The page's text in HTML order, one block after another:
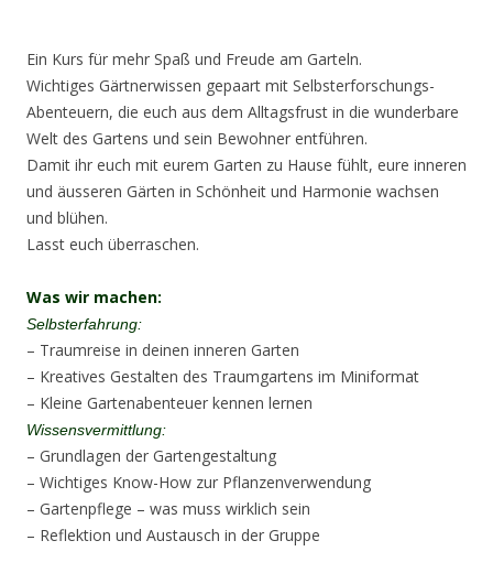
Ein Kurs für mehr Spaß und Freude am Garteln.
Wichtiges Gärtnerwissen gepaart mit Selbsterforschungs-
Abenteuern, die euch aus dem Alltagsfrust in die wunderbare
Welt des Gartens und sein Bewohner entführen.
Damit ihr euch mit eurem Garten zu Hause fühlt, eure inneren
und äusseren Gärten in Schönheit und Harmonie wachsen
und blühen.
Lasst euch überraschen.
Was wir machen:
Selbsterfahrung:
– Traumreise in deinen inneren Garten
– Kreatives Gestalten des Traumgartens im Miniformat
– Kleine Gartenabenteuer kennen lernen
Wissensvermittlung:
– Grundlagen der Gartengestaltung
– Wichtiges Know-How zur Pflanzenverwendung
– Gartenpflege – was muss wirklich sein
– Reflektion und Austausch in der Gruppe